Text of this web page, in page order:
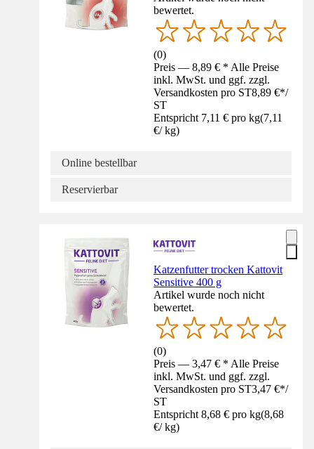
bewertet.
(0)
Preis — 8,89 € * Alle Preise
inkl. MwSt. und ggf. zzgl.
Versandkosten pro ST8,89 €*/
ST
Entspricht 7,11 € pro kg(7,11
€/ kg)
Online bestellbar
Reservierbar
Katzenfutter trocken Kattovit
Sensitive 400 g
Artikel wurde noch nicht
bewertet.
(0)
Preis — 3,47 € * Alle Preise
inkl. MwSt. und ggf. zzgl.
Versandkosten pro ST3,47 €*/
ST
Entspricht 8,68 € pro kg(8,68
€/ kg)